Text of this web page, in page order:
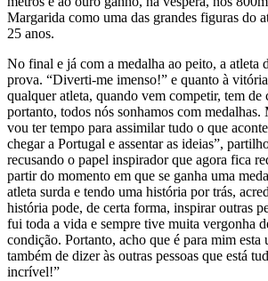
Margarida como uma das grandes figuras do
25 anos.
No final e já com a medalha ao peito, a atleta
prova. “Diverti-me imenso!” e quanto à
qualquer atleta, quando vem competir, tem de
portanto, todos nós sonhamos com medalhas.
vou ter tempo para assimilar tudo o que
chegar a Portugal e assentar as ideias”,
recusando o papel inspirador que agora fica
partir do momento em que se ganha uma
atleta surda e tendo uma história por trás,
história pode, de certa forma, inspirar outras
fui toda a vida e sempre tive muita vergonha
condição. Portanto, acho que é para mim esta
também de dizer às outras pessoas que está
incrível!”